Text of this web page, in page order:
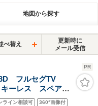
地図から探す
べ替え
更新時に
メール受信
PR
フルセグTV
ーレス スペアキ
ンドウ
ライン相談可 360°画像付